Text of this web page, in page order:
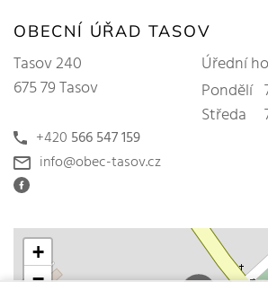
OBECNÍ ÚŘAD TASOV
Tasov 240
675 79 Tasov
+420 566 547 159
info@obec-tasov.cz
Úřední
Pondělí
Středa
+